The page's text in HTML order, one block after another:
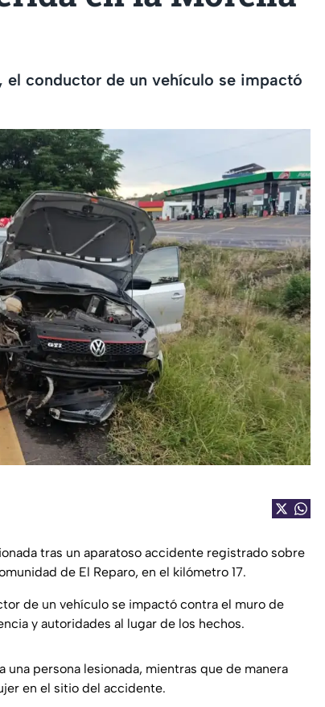
conductor de un vehículo se impactó
tras un aparatoso accidente registrado sobre
de El Reparo, en el kilómetro 17.
de un vehículo se impactó contra el muro de
y autoridades al lugar de los hechos.
persona lesionada, mientras que de manera
en el sitio del accidente.